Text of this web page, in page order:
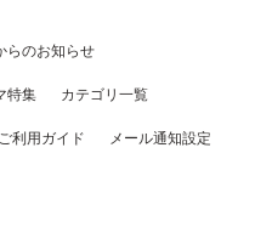
らのお知らせ
特集 カテゴリ一覧
利用ガイド メール通知設定